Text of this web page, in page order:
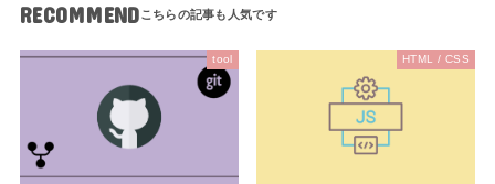
RECOMMEND
tool HTML / CSS